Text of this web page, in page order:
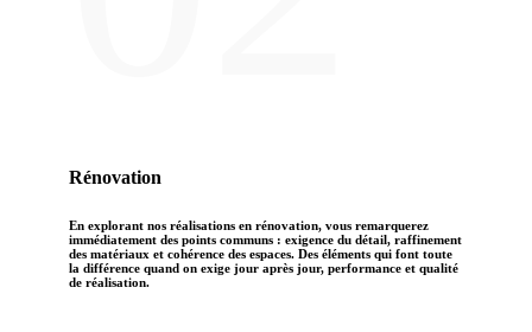
Rénovation
En explorant nos réalisations en rénovation, vous remarquerez
immédiatement des points communs : exigence du détail, raffinement
des matériaux et cohérence des espaces. Des éléments qui font toute
la différence quand on exige jour après jour, performance et qualité
de réalisation.